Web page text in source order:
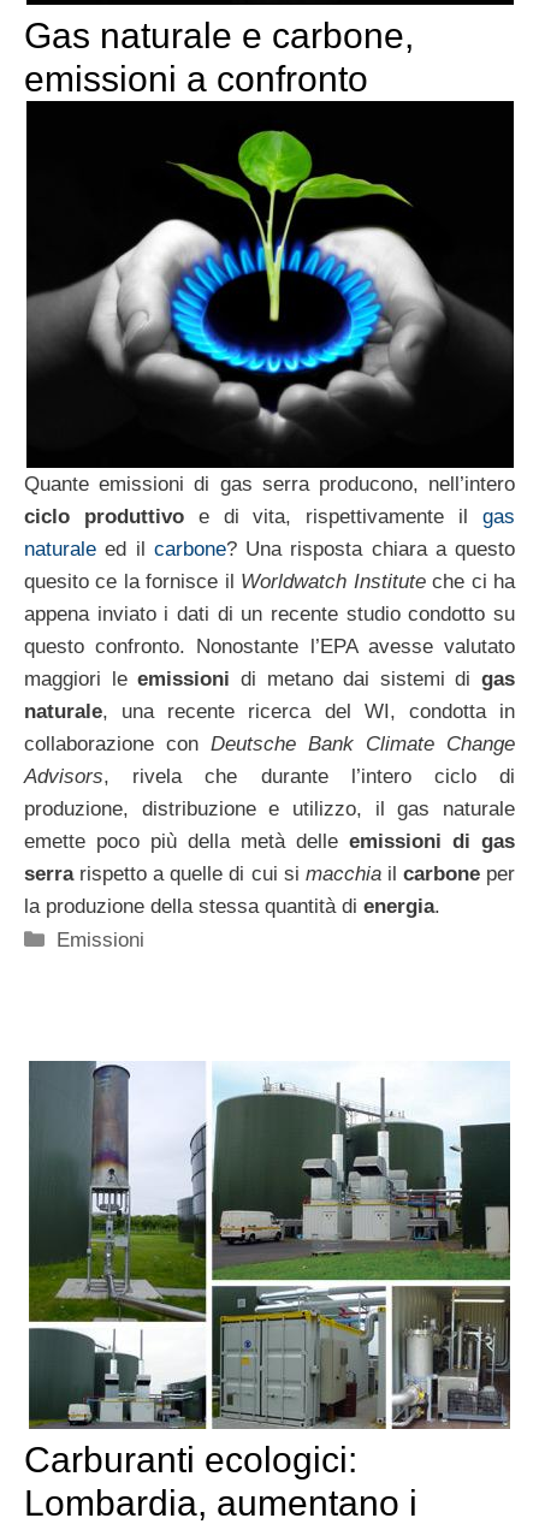
Gas naturale e carbone,
emissioni a confronto
Quante emissioni di gas serra producono, nell’intero
ciclo produttivoe di vita, rispettivamente ilgas
naturale ed il carbone? Una risposta chiara a questo
quesito ce la fornisce il Worldwatch Instituteche ci ha
appena inviato i dati di un recente studio condotto su
questo confronto. Nonostante l’EPA avesse valutato
maggiori leemissioni di metano dai sistemi di gas
naturale, una recente ricerca del WI, condotta in
collaborazione con Deutsche Bank Climate Change
Advisors, rivela che durante l’intero ciclo di
produzione, distribuzione e utilizzo, il gas naturale
emette poco più della metà delle emissioni di gas
serrarispetto a quelle di cui si macchiail carboneper
la produzione della stessa quantità di energia.
Categorie
Emissioni
Carburanti ecologici:
Lombardia, aumentano i